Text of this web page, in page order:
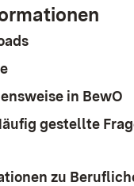
in BewO
gestellte
zu